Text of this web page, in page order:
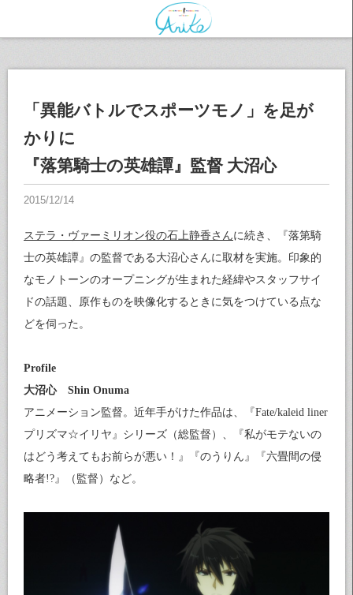
「異能バトルでスポーツモノ」を足が
かりに
『落第騎士の英雄譚』監督 大沼心
ステラ・ヴァーミリオン役の石上静香さんに続き、『落第騎
士の英雄譚』の監督である大沼心さんに取材を実施。印象的
なモノトーンのオープニングが生まれた経緯やスタッフサイ
ドの話題、原作ものを映像化するときに気をつけている点な
どを伺った。
Profile
大沼心 Shin Onuma
アニメーション監督。近年手がけた作品は、『Fate/kaleid liner
プリズマ☆イリヤ』シリーズ（総監督）、『私がモテないの
はどう考えてもお前らが悪い！』『のうりん』『六畳間の侵
略者!?』（監督）など。